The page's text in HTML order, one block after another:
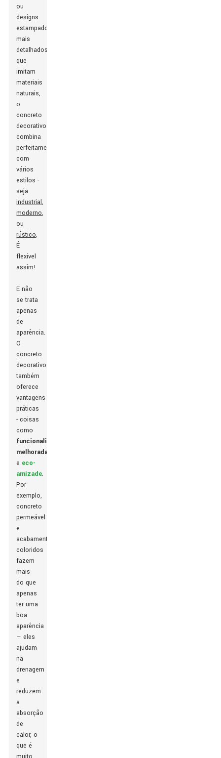
ou
designs
estampados
mais
detalhados
que
imitam
materiais
naturais,
o
concreto
decorativo
combina
perfeitamente
com
vários
estilos -
seja
industrial,
moderno,
ou
rústico.
É
flexível
assim!
E não
se trata
apenas
de
aparência.
O
concreto
decorativo
também
oferece
vantagens
práticas
- coisas
como
funcionalidade
melhorada
e eco-
amizade.
Por
exemplo,
concreto
permeável
e
acabamentos
coloridos
fazem
mais
do que
apenas
ter uma
boa
aparência
— eles
ajudam
na
drenagem
e
reduzem
a
absorção
de
calor, o
que é